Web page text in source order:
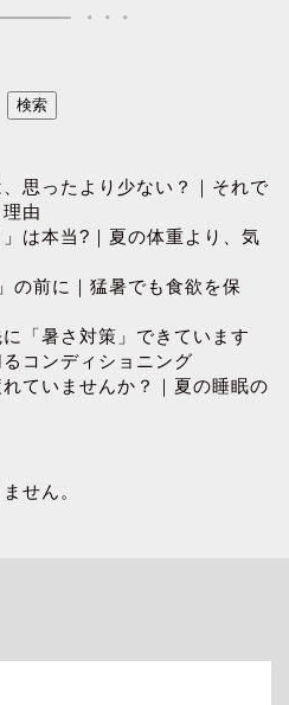
検索
思ったより少ない？｜それで
由
は本当?｜夏の体重より、気
の前に｜猛暑でも食欲を保
「暑さ対策」できています
コンディショニング
ていませんか？｜夏の睡眠の
せん。